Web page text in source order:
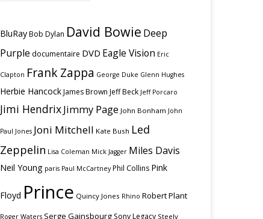
BluRay Bob Dylan David Bowie Deep
Purple documentaire DVD Eagle Vision Eric
Clapton Frank Zappa George Duke Glenn Hughes
Herbie Hancock James Brown Jeff Beck Jeff Porcaro
Jimi HendrixJimmy Page John Bonham John
Paul Jones Joni Mitchell Kate Bush Led
Zeppelin Lisa Coleman Mick Jagger Miles Davis
Neil Young paris Paul McCartney Phil Collins Pink
Floyd Prince Quincy Jones Rhino Robert Plant
Roger Waters Serge Gainsbourg Sony Legacy Steely